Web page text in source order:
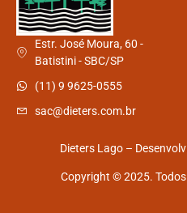
Estr. José Moura, 60 -
Batistini - SBC/SP
(11) 9 9625-0555
sac@dieters.com.br
Dieters Lago –
Copyright © 2025.